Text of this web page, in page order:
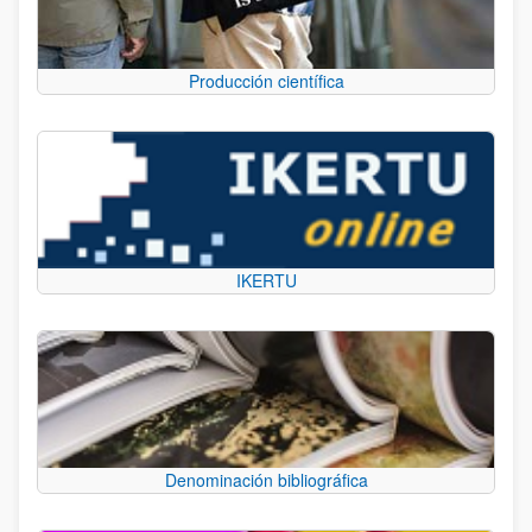
Producción científica
IKERTU
Denominación bibliográfica